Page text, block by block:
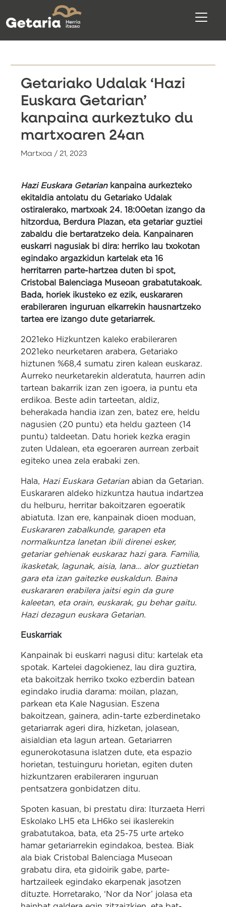
Getariako Udalak ‘Hazi
Euskara Getarian’
kanpaina aurkeztuko du
martxoaren 24an
Martxoa / 21, 2023
Hazi Euskara Getariankanpaina aurkezteko
ekitaldia antolatu du Getariako Udalak
ostiralerako, martxoak 24. 18:00etan izango da
hitzordua, Berdura Plazan, eta getariar guztiei
zabaldu die bertaratzeko deia. Kanpainaren
euskarri nagusiak bi dira: herriko lau txokotan
egindako argazkidun kartelak eta 16
herritarren parte-hartzea duten bi spot,
Cristobal Balenciaga Museoan grabatutakoak.
Bada, horiek ikusteko ez ezik, euskararen
erabileraren inguruan elkarrekin hausnartzeko
tartea ere izango dute getariarrek.
2021eko Hizkuntzen kaleko erabileraren
2021eko neurketaren arabera, Getariako
hiztunen %68,4 sumatu ziren kalean euskaraz.
Aurreko neurketarekin alderatuta, haurren adin
tartean bakarrik izan zen igoera, ia puntu eta
erdikoa. Beste adin tarteetan, aldiz,
beherakada handia izan zen, batez ere, heldu
nagusien (20 puntu) eta heldu gazteen (14
puntu) taldeetan. Datu horiek kezka eragin
zuten Udalean, eta egoeraren aurrean zerbait
egiteko unea zela erabaki zen.
Hala, Hazi Euskara Getarian abian da Getarian.
Euskararen aldeko hizkuntza hautua indartzea
du helburu, herritar bakoitzaren egoeratik
abiatuta. Izan ere, kanpainak dioen moduan,
Euskararen zabalkunde, garapen eta
normalkuntza lanetan ibili direnei esker,
getariar gehienak euskaraz hazi gara. Familia,
ikasketak, lagunak, aisia, lana… alor guztietan
gara eta izan gaitezke euskaldun. Baina
euskararen erabilera jaitsi egin da gure
kaleetan, eta orain, euskarak, gu behar gaitu.
Hazi dezagun euskara Getarian.
Euskarriak
Kanpainak bi euskarri nagusi ditu: kartelak eta
spotak. Kartelei dagokienez, lau dira guztira,
eta bakoitzak herriko txoko ezberdin batean
egindako irudia darama: moilan, plazan,
parkean eta Kale Nagusian. Eszena
bakoitzean, gainera, adin-tarte ezberdinetako
getariarrak ageri dira, hizketan, jolasean,
aisialdian eta lagun artean. Getariarren
egunerokotasuna islatzen dute, eta espazio
horietan, testuinguru horietan, egiten duten
hizkuntzaren erabileraren inguruan
pentsatzera gonbidatzen ditu.
Spoten kasuan, bi prestatu dira: Iturzaeta Herri
Eskolako LH5 eta LH6ko sei ikaslerekin
grabatutakoa, bata, eta 25-75 urte arteko
hamar getariarrekin egindakoa, bestea. Biak
ala biak Cristobal Balenciaga Museoan
grabatu dira, eta gidoirik gabe, parte-
hartzaileek egindako ekarpenak jasotzen
dituzte. Horretarako, ‘Nor da Nor’ jolasa eta